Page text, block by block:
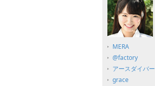
MERA
@factory
アースダイバー
grace